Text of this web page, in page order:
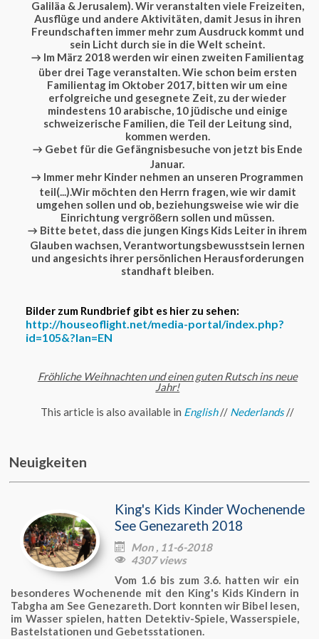
Galiläa & Jerusalem). Wir veranstalten viele Freizeiten,
Ausflüge und andere Aktivitäten, damit Jesus in ihren
Freundschaften immer mehr zum Ausdruck kommt und
sein Licht durch sie in die Welt scheint.
→ Im März 2018 werden wir einen zweiten Familientag
über drei Tage veranstalten. Wie schon beim ersten
Familientag im Oktober 2017, bitten wir um eine
erfolgreiche und gesegnete Zeit, zu der wieder
mindestens 10 arabische, 10 jüdische und einige
schweizerische Familien, die Teil der Leitung sind,
kommen werden.
→ Gebet für die Gefängnisbesuche von jetzt bis Ende
Januar.
→ Immer mehr Kinder nehmen an unseren Programmen
teil(...).Wir möchten den Herrn fragen, wie wir damit
umgehen sollen und ob, beziehungsweise wie wir die
Einrichtung vergrößern sollen und müssen.
→ Bitte betet, dass die jungen Kings Kids Leiter in ihrem
Glauben wachsen, Verantwortungsbewusstsein lernen
und angesichts ihrer persönlichen Herausforderungen
standhaft bleiben.
Bilder zum Rundbrief gibt es hier zu sehen:
http://houseoflight.net/media-portal/index.php?
id=105&?lan=EN
Fröhliche Weihnachten und einen guten Rutsch ins neue
Jahr!
This article is also available in English// Nederlands//
Neuigkeiten
King's Kids Kinder Wochenende
See Genezareth 2018
 Mon , 11-6-2018
 4307 views
Vom 1.6 bis zum 3.6. hatten wir ein
besonderes Wochenende mit den King's Kids Kindern in
Tabgha am See Genezareth. Dort konnten wir Bibel lesen,
im Wasser spielen, hatten Detektiv-Spiele, Wasserspiele,
Bastelstationen und Gebetsstationen.